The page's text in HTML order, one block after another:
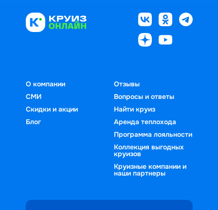
О компании
СМИ
Скидки и акции
Блог
Отзывы
Вопросы и ответы
Найти круиз
Аренда теплохода
Программа лояльности
Коллекция выгодных
круизов
Круизные компании и
наши партнеры